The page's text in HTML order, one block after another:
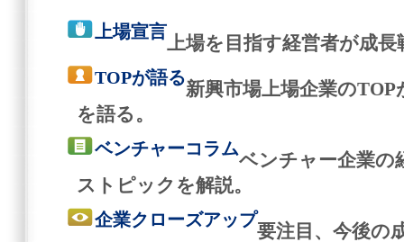
上場宣言
上場を目指す経営者が成
TOPが語る
新興市場上場企業の
を語る。
ベンチャーコラム
ベンチャー企業の
ストピックを解説。
企業クローズアップ
要注目、今後の